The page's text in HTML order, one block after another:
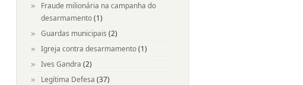
Fraude milionária na campanha do
desarmamento(1)
Guardas municipais (2)
Igreja contra desarmamento(1)
Ives Gandra (2)
Legítima Defesa (37)